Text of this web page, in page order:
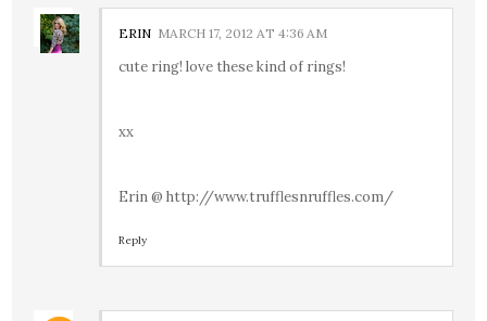
ERIN MARCH 17, 2012 AT 4:36 AM
cute ring! love these kind of rings!
xx
Erin @ http://www.trufflesnruffles.com/
Reply